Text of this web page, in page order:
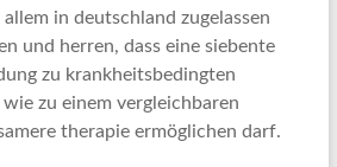
in deutschland zugelassen
und herren, dass eine siebente
zu krankheitsbedingten
zu einem vergleichbaren
therapie ermöglichen darf.